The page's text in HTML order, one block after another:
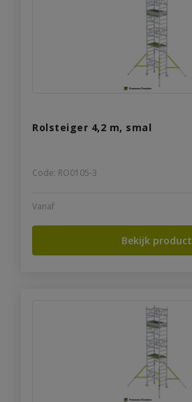
Rolsteiger 4,2 m, smal
Code: RO0105-3
Vanaf
Bekijk product